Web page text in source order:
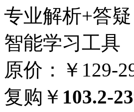
专业解析+答疑
智能学习工具
原价：￥129-
复购￥ 103.2-